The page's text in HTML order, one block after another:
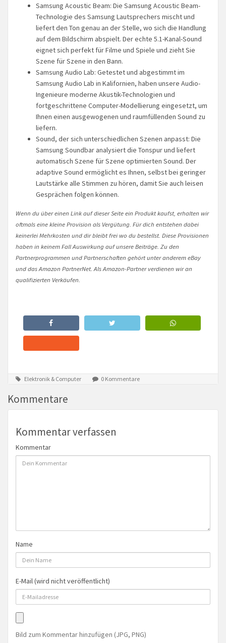
Samsung Acoustic Beam: Die Samsung Acoustic Beam-
Technologie des Samsung Lautsprechers mischt und
liefert den Ton genau an der Stelle, wo sich die Handlung
auf dem Bildschirm abspielt. Der echte 5.1-Kanal-Sound
eignet sich perfekt für Filme und Spiele und zieht Sie
Szene für Szene in den Bann.
Samsung Audio Lab: Getestet und abgestimmt im
Samsung Audio Lab in Kalifornien, haben unsere Audio-
Ingenieure moderne Akustik-Technologien und
fortgeschrittene Computer-Modellierung eingesetzt, um
Ihnen einen ausgewogenen und raumfüllenden Sound zu
liefern.
Sound, der sich unterschiedlichen Szenen anpasst: Die
Samsung Soundbar analysiert die Tonspur und liefert
automatisch Szene für Szene optimierten Sound. Der
adaptive Sound ermöglicht es Ihnen, selbst bei geringer
Lautstärke alle Stimmen zu hören, damit Sie auch leisen
Gesprächen folgen können.
Wenn du über einen Link auf dieser Seite ein Produkt kaufst, erhalten wir
oftmals eine kleine Provision als Vergütung. Für dich entstehen dabei
keinerlei Mehrkosten und dir bleibt frei wo du bestellst. Diese Provisionen
haben in keinem Fall Auswirkung auf unsere Beiträge. Zu den
Partnerprogrammen und Partnerschaften gehört unter anderem eBay
und das Amazon PartnerNet. Als Amazon-Partner verdienen wir an
qualifizierten Verkäufen.
Elektronik & Computer 0 Kommentare
Kommentare
Kommentar verfassen
Kommentar
Name
E-Mail (wird nicht veröffentlicht)
Bild zum Kommentar hinzufügen (JPG, PNG)